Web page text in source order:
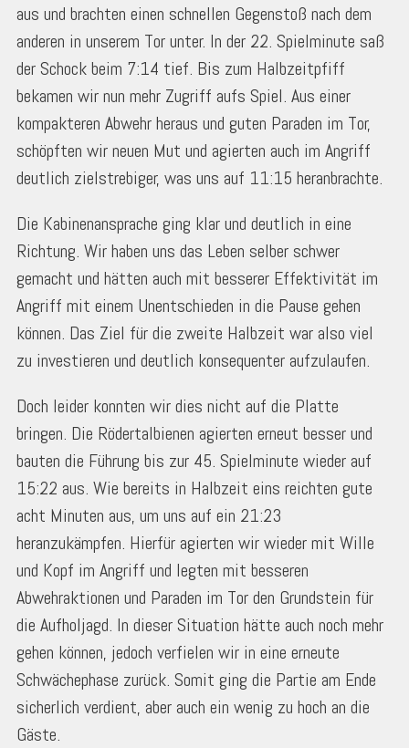
aus und brachten einen schnellen Gegenstoß nach dem
anderen in unserem Tor unter. In der 22. Spielminute saß
der Schock beim 7:14 tief. Bis zum Halbzeitpfiff
bekamen wir nun mehr Zugriff aufs Spiel. Aus einer
kompakteren Abwehr heraus und guten Paraden im Tor,
schöpften wir neuen Mut und agierten auch im Angriff
deutlich zielstrebiger, was uns auf 11:15 heranbrachte.
Die Kabinenansprache ging klar und deutlich in eine
Richtung. Wir haben uns das Leben selber schwer
gemacht und hätten auch mit besserer Effektivität im
Angriff mit einem Unentschieden in die Pause gehen
können. Das Ziel für die zweite Halbzeit war also viel
zu investieren und deutlich konsequenter aufzulaufen.
Doch leider konnten wir dies nicht auf die Platte
bringen. Die Rödertalbienen agierten erneut besser und
bauten die Führung bis zur 45. Spielminute wieder auf
15:22 aus. Wie bereits in Halbzeit eins reichten gute
acht Minuten aus, um uns auf ein 21:23
heranzukämpfen. Hierfür agierten wir wieder mit Wille
und Kopf im Angriff und legten mit besseren
Abwehraktionen und Paraden im Tor den Grundstein für
die Aufholjagd. In dieser Situation hätte auch noch mehr
gehen können, jedoch verfielen wir in eine erneute
Schwächephase zurück. Somit ging die Partie am Ende
sicherlich verdient, aber auch ein wenig zu hoch an die
Gäste.